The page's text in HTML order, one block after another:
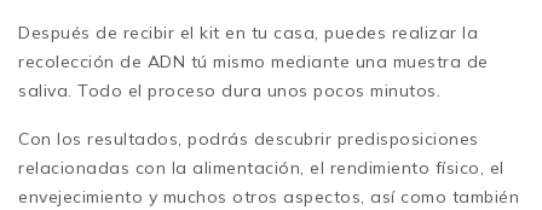
Después de recibir el kit en tu casa, puedes realizar la
recolección de ADN tú mismo mediante una muestra de
saliva. Todo el proceso dura unos pocos minutos.
Con los resultados, podrás descubrir predisposiciones
relacionadas con la alimentación, el rendimiento físico, el
envejecimiento y muchos otros aspectos, así como también